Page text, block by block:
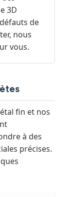
3D
de
nous
vous.
fin et nos
à des
précises.